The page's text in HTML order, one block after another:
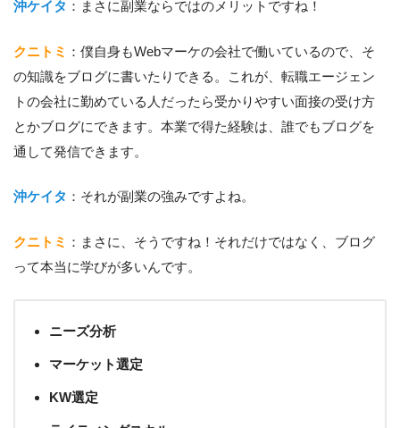
沖ケイタ ：まさに副業ならではのメリットですね！
クニトミ ：僕自身もWebマーケの会社で働いているので、そ
の知識をブログに書いたりできる。これが、転職エージェン
トの会社に勤めている人だったら受かりやすい面接の受け方
とかブログにできます。本業で得た経験は、誰でもブログを
通して発信できます。
沖ケイタ ：それが副業の強みですよね。
クニトミ ：まさに、そうですね！それだけではなく、ブログ
って本当に学びが多いんです。
ニーズ分析
マーケット選定
KW選定